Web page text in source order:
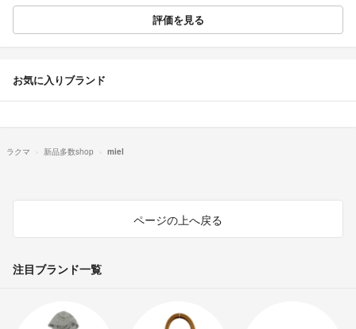
評価を見る
お気に入りブランド
ラクマ 新品多数shop miel
ページの上へ戻る
注目ブランド一覧